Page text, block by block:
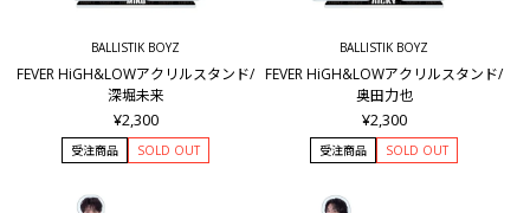
BALLISTIK BOYZ
FEVER HiGH&LOWアクリルスタンド/
深堀未来
¥2,300
受注商品 SOLD OUT
BALLISTIK BOYZ
FEVER HiGH&LOWアクリルスタンド/
奥田力也
¥2,300
受注商品 SOLD OUT